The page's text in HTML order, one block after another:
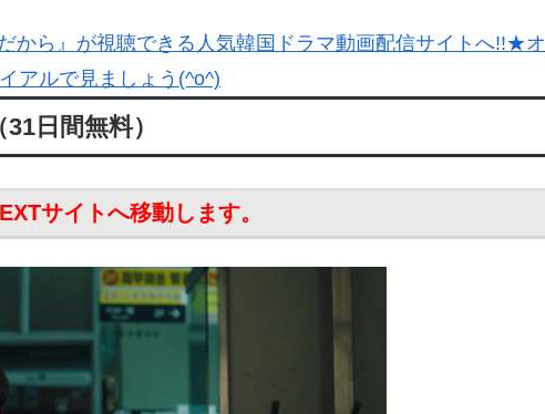
から』が視聴できる人気韓国ドラマ動画配信サイトへ!!★オ
アルで見ましょう(^o^)
日間無料）
サイトへ移動します。